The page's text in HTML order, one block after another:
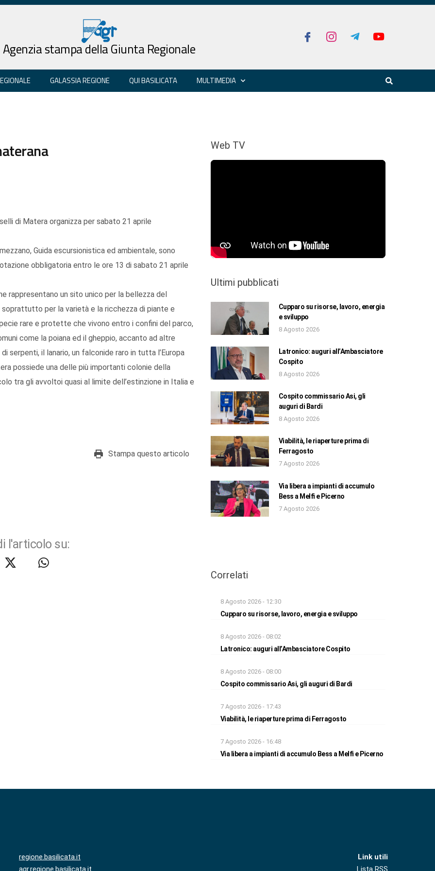
Agenzia stampa della Giunta Regionale
GALASSIA REGIONE QUI BASILICATA MULTIMEDIA
di Matera organizza per sabato 21 aprile
Guida escursionistica ed ambientale, sono
obbligatoria entro le ore 13 di sabato 21 aprile
rappresentano un sito unico per la bellezza del
per la varietà e la ricchezza di piante e
rare e protette che vivono entro i confini del parco,
come la poiana ed il gheppio, accanto ad altre
serpenti, il lanario, un falconide raro in tutta l’Europa
possiede una delle più importanti colonie della
tra gli avvoltoi quasi al limite dell’estinzione in Italia e
Stampa questo articolo
l'articolo su:
Web TV
Ultimi pubblicati
Cupparo su risorse, lavoro, energia
e sviluppo
8 Agosto 2026
Latronico: auguri all’Ambasciatore
Cospito
8 Agosto 2026
Cospito commissario Asi, gli
auguri di Bardi
8 Agosto 2026
Viabilità, le riaperture prima di
Ferragosto
7 Agosto 2026
Via libera a impianti di accumulo
Bess a Melfi e Picerno
7 Agosto 2026
Correlati
8 Agosto 2026 - 12:30
Cupparo su risorse, lavoro, energia e sviluppo
8 Agosto 2026 - 08:02
Latronico: auguri all’Ambasciatore Cospito
8 Agosto 2026 - 08:00
Cospito commissario Asi, gli auguri di Bardi
7 Agosto 2026 - 17:43
Viabilità, le riaperture prima di Ferragosto
7 Agosto 2026 - 16:48
Via libera a impianti di accumulo Bess a Melfi e Picerno
regione.basilicata.it
agr.regione.basilicata.it
Link utili
Lista RSS